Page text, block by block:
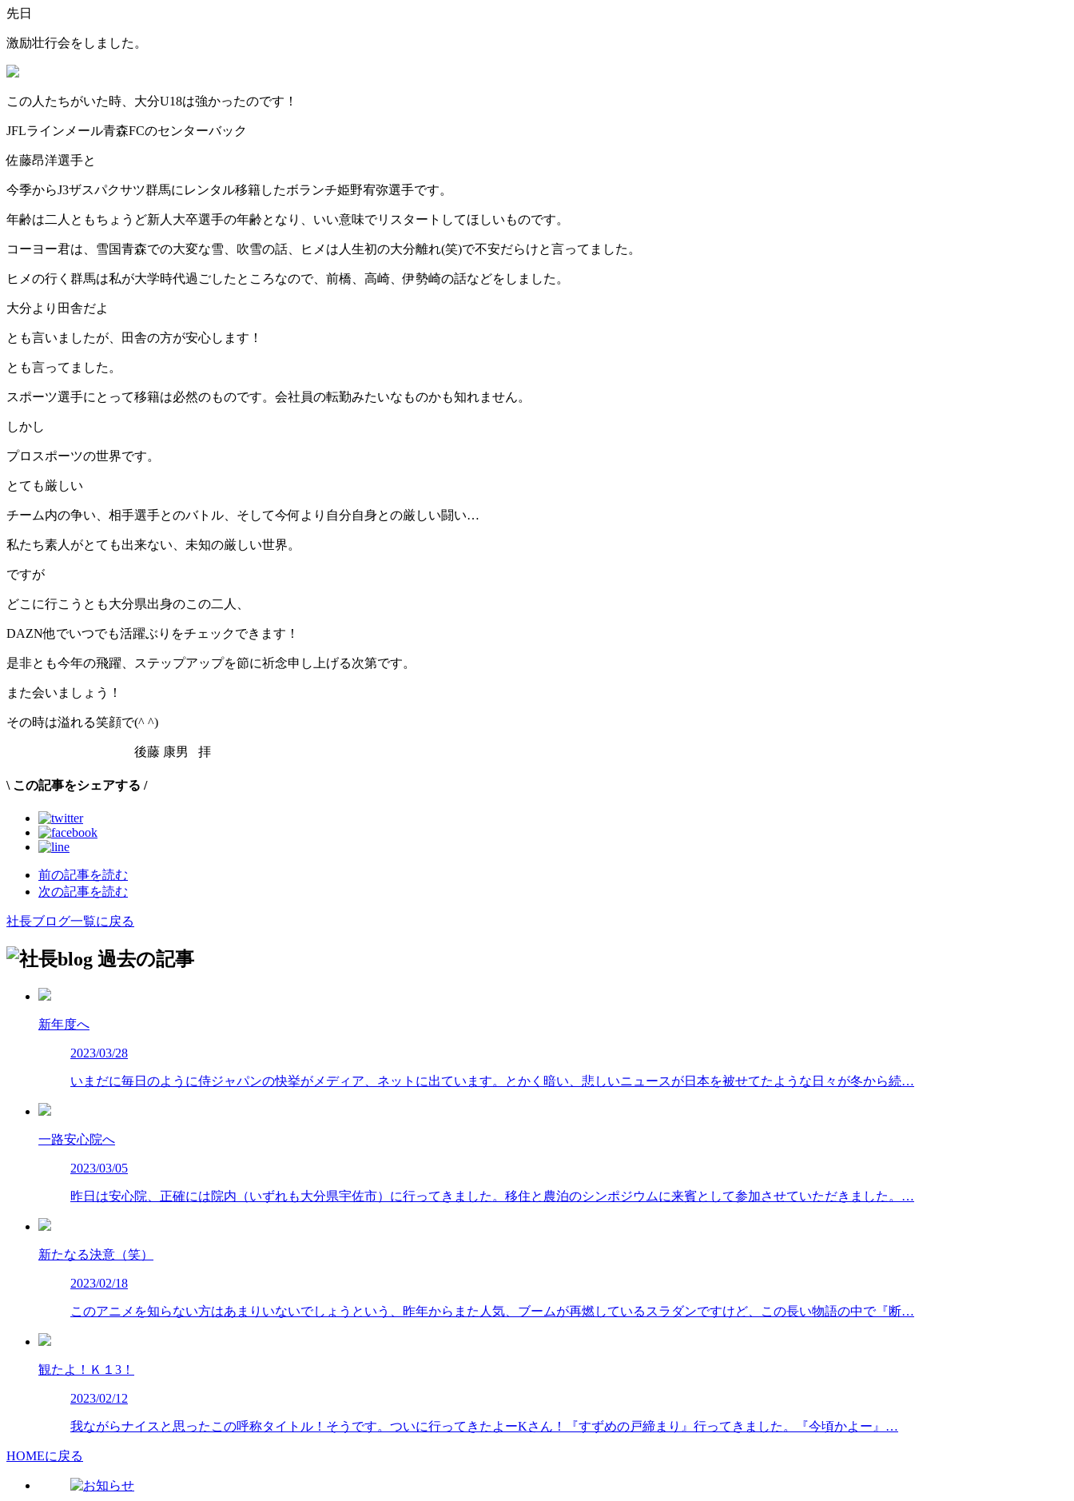
先日
激励壮行会をしました。
この人たちがいた時、大分U18は強かったのです！
JFLラインメール青森FCのセンターバック
佐藤昂洋選手と
今季からJ3ザスパクサツ群馬にレンタル移籍したボランチ姫野宥弥選手です。
年齢は二人ともちょうど新人大卒選手の年齢となり、いい意味でリスタートしてほしいものです。
コーヨー君は、雪国青森での大変な雪、吹雪の話、ヒメは人生初の大分離れ(笑)で不安だらけと言ってました。
ヒメの行く群馬は私が大学時代過ごしたところなので、前橋、高崎、伊勢崎の話などをしました。
大分より田舎だよ
とも言いましたが、田舎の方が安心します！
とも言ってました。
スポーツ選手にとって移籍は必然のものです。会社員の転勤みたいなものかも知れません。
しかし
プロスポーツの世界です。
とても厳しい
チーム内の争い、相手選手とのバトル、そして今何より自分自身との厳しい闘い…
私たち素人がとても出来ない、未知の厳しい世界。
ですが
どこに行こうとも大分県出身のこの二人、
DAZN他でいつでも活躍ぶりをチェックできます！
是非とも今年の飛躍、ステップアップを節に祈念申し上げる次第です。
また会いましょう！
その時は溢れる笑顔で(^ ^)
後藤 康男 拝
\この記事をシェアする /
前の記事を読む
次の記事を読む
社長ブログ一覧に戻る
過去の記事
新年度へ
2023/03/28
いまだに毎日のように侍ジャパンの快挙がメディア、ネットに出ています。とかく暗い、悲しいニュースが日本を被せてたような日々が冬から続…
一路安心院へ
2023/03/05
昨日は安心院、正確には院内（いずれも大分県宇佐市）に行ってきました。移住と農泊のシンポジウムに来賓として参加させていただきました。…
新たなる決意（笑）
2023/02/18
このアニメを知らない方はあまりいないでしょうという、昨年からまた人気、ブームが再燃しているスラダンですけど、この長い物語の中で『断…
観たよ！Ｋ１3！
2023/02/12
我ながらナイスと思ったこの呼称タイトル！そうです。ついに行ってきたよーKさん！『すずめの戸締まり』行ってきました。『今頃かよー』…
HOMEに戻る